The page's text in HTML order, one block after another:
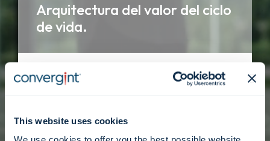
This website uses cookies
Arquitectura del valor del ciclo
de vida.
Intervenciones estratégicas diseñadas para
extender la vida útil y la relevancia de sus activos